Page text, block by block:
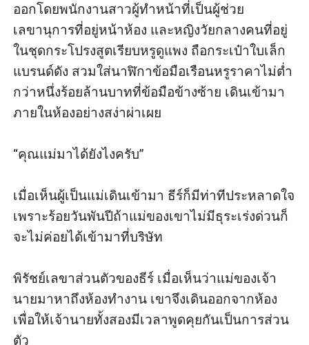
ออกโดยพนักงานสาวผู้ทำหน้าที่เป็นผู้ช่วย
เลขานุการที่อยู่หน้าห้อง และหญิงวัยกลางคนที่อยู่
ในชุดกระโปรงสูตเรียบหรูดูแพง ถือกระเป๋าใบเล็ก
แบรนด์ดัง สวมใส่นาฬิกาข้อมือเรือนหรูราคาไม่ต่ำ
กว่าหนึ่งร้อยล้านบาทที่ข้อมือข้างซ้าย เดินเข้ามา
ภายในห้องอย่างสง่าผ่าเผย
“คุณแม่มาได้ยังไงครับ”
เมื่อเห็นผู้เป็นแม่เดินเข้ามา ธีร์ก็มีท่าทีประหลาดใจ
เพราะร้อยวันพันปีถ้าแม่ของเขาไม่มีธุระเร่งด่วนก็
จะไม่ค่อยได้เข้ามาที่บริษัท
พิรัชย์เลขาส่วนตัวของธีร์ เมื่อเห็นว่าแม่ของเจ้า
นายมาหาถึงห้องทำงาน เขาจึงเดินออกจากห้อง
เพื่อให้เจ้านายทั้งสองมีเวลาพูดคุยกันเป็นการส่วน
ตัว